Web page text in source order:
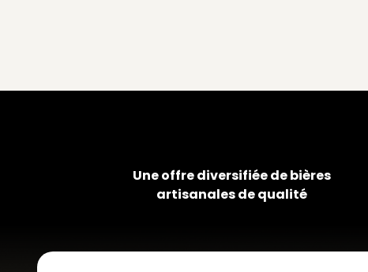
Une offre diversifiée de bières
artisanales de qualité